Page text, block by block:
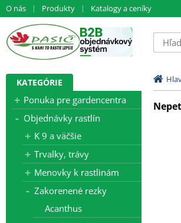
O nás Produkty Katalogy a ceníky
KATEGÓRIE
Ponuka pre gardencentra
Objednávky rastlín
K 9 a väčšie
Trvalky, trávy
Menovky k rastlinám
Zakorenené rezky
Acanthus